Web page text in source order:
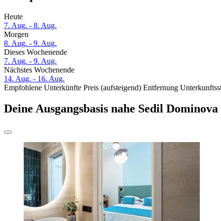
Heute
7. Aug. - 8. Aug.
Morgen
8. Aug. - 9. Aug.
Dieses Wochenende
7. Aug. - 9. Aug.
Nächstes Wochenende
14. Aug. - 16. Aug.
Empfohlene Unterkünfte Preis (aufsteigend) Entfernung
Deine Ausgangsbasis nahe Sedil Dominova